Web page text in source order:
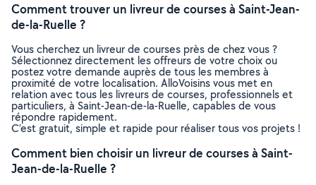
Comment trouver un livreur de courses à Saint-Jean-
de-la-Ruelle ?
Vous cherchez un livreur de courses près de chez vous ?
Sélectionnez directement les offreurs de votre choix ou
postez votre demande auprès de tous les membres à
proximité de votre localisation. AlloVoisins vous met en
relation avec tous les livreurs de courses, professionnels et
particuliers, à Saint-Jean-de-la-Ruelle, capables de vous
répondre rapidement.
C’est gratuit, simple et rapide pour réaliser tous vos projets !
Comment bien choisir un livreur de courses à Saint-
Jean-de-la-Ruelle ?